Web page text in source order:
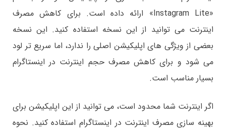
«Instagram Lite» ارائه داده است. برای کاهش مصرف
اینترنت می توانید از این نسخه استفاده کنید. این نسخه
بعضی از ویژگی های اپلیکیشن اصلی را ندارد، اما سریع تر لود
می شود و برای کاهش مصرف حجم اینترنت در اینستاگرام
بسیار مناسب است.
اگر اینترنت شما محدود است، می توانید از این اپلیکیشن برای
بهینه سازی مصرف اینترنت در اینستاگرام استفاده کنید. نحوه